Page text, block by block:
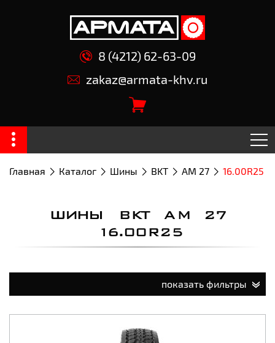
8 (4212) 62-63-09
zakaz@armata-khv.ru
Главная Каталог Шины BKT AM 27 16.00R25
ШИНЫ BKT AM 27
16.00R25
показать фильтры